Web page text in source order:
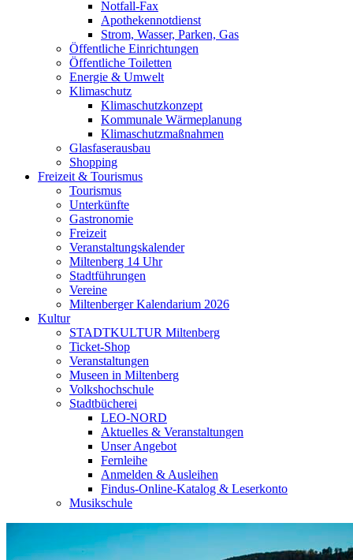
Notfall-Fax
Apothekennotdienst
Strom, Wasser, Parken, Gas
Öffentliche Einrichtungen
Öffentliche Toiletten
Energie & Umwelt
Klimaschutz
Klimaschutzkonzept
Kommunale Wärmeplanung
Klimaschutzmaßnahmen
Glasfaserausbau
Shopping
Freizeit & Tourismus
Tourismus
Unterkünfte
Gastronomie
Freizeit
Veranstaltungskalender
Miltenberg 14 Uhr
Stadtführungen
Vereine
Miltenberger Kalendarium 2026
Kultur
STADTKULTUR Miltenberg
Ticket-Shop
Veranstaltungen
Museen in Miltenberg
Volkshochschule
Stadtbücherei
LEO-NORD
Aktuelles & Veranstaltungen
Unser Angebot
Fernleihe
Anmelden & Ausleihen
Findus-Online-Katalog & Leserkonto
Musikschule